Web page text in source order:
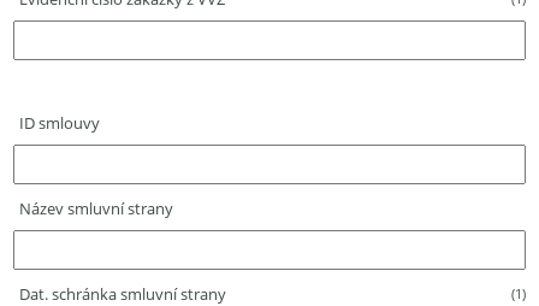
ID smlouvy
Název smluvní strany
Dat. schránka smluvní strany (1)